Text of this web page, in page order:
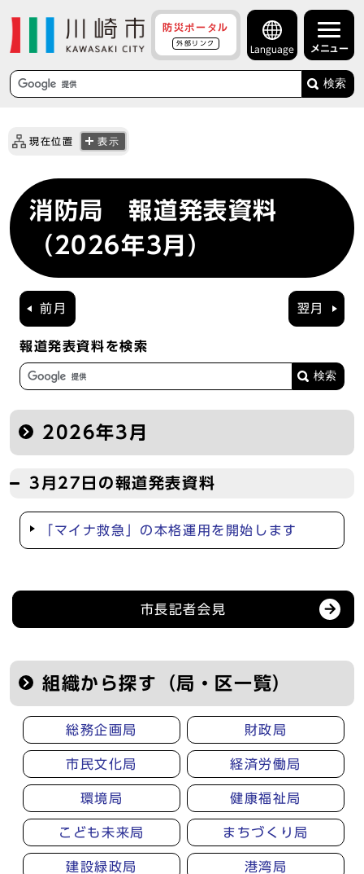
防災ポータル
外部リンク
Language メニュー
検索
現在位置 表示
消防局 報道発表資料
（2026年3月）
前月 翌月
報道発表資料を検索
2026年3月
3月27日の報道発表資料
「マイナ救急」の本格運用を開始します
記者会見等の情報
市長記者会見
組織から探す（局・区一覧）
総務企画局 財政局
市民文化局 経済労働局
環境局 健康福祉局
こども未来局 まちづくり局
建設緑政局 港湾局